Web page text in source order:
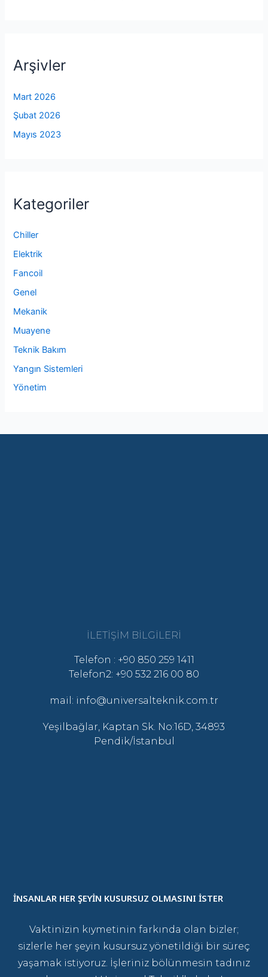
Arşivler
Mart 2026
Şubat 2026
Mayıs 2023
Kategoriler
Chiller
Elektrik
Fancoil
Genel
Mekanik
Muayene
Teknik Bakım
Yangın Sistemleri
Yönetim
İLETIŞIM BILGILERI
Telefon : +90 850 259 1411
Telefon2: +90 532 216 00 80
mail: info@universalteknik.com.tr
Yeşilbağlar, Kaptan Sk. No:16D, 34893
Pendik/İstanbul
İNSANLAR HER ŞEYİN KUSURSUZ OLMASINI İSTER
Vaktinizin kıymetinin farkında olan bizler;
sizlerle her şeyin kusursuz yönetildiği bir süreç
yaşamak istiyoruz. İşleriniz bölünmesin tadınız